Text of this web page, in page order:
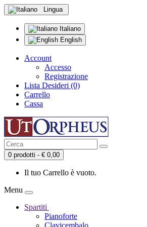
Lingua
Italiano
English
Account
Accesso
Registrazione
Lista Desideri (0)
Carrello
Cassa
0 prodotti - € 0,00
Il tuo Carrello è vuoto.
Menu
Spartiti
Pianoforte
Clavicembalo